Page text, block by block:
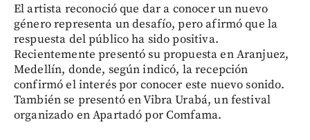
El artista reconoció que dar a conocer un nuevo
género representa un desafío, pero afirmó que la
respuesta del público ha sido positiva.
Recientemente presentó su propuesta en Aranjuez,
Medellín, donde, según indicó, la recepción
confirmó el interés por conocer este nuevo sonido.
También se presentó en Vibra Urabá, un festival
organizado en Apartadó por Comfama.